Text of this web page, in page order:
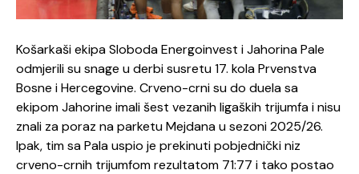
Košarkaši ekipa Sloboda Energoinvest i Jahorina Pale
odmjerili su snage u derbi susretu 17. kola Prvenstva
Bosne i Hercegovine. Crveno-crni su do duela sa
ekipom Jahorine imali šest vezanih ligaških trijumfa i nisu
znali za poraz na parketu Mejdana u sezoni 2025/26.
Ipak, tim sa Pala uspio je prekinuti pobjednički niz
crveno-crnih trijumfom rezultatom 71:77 i tako postao